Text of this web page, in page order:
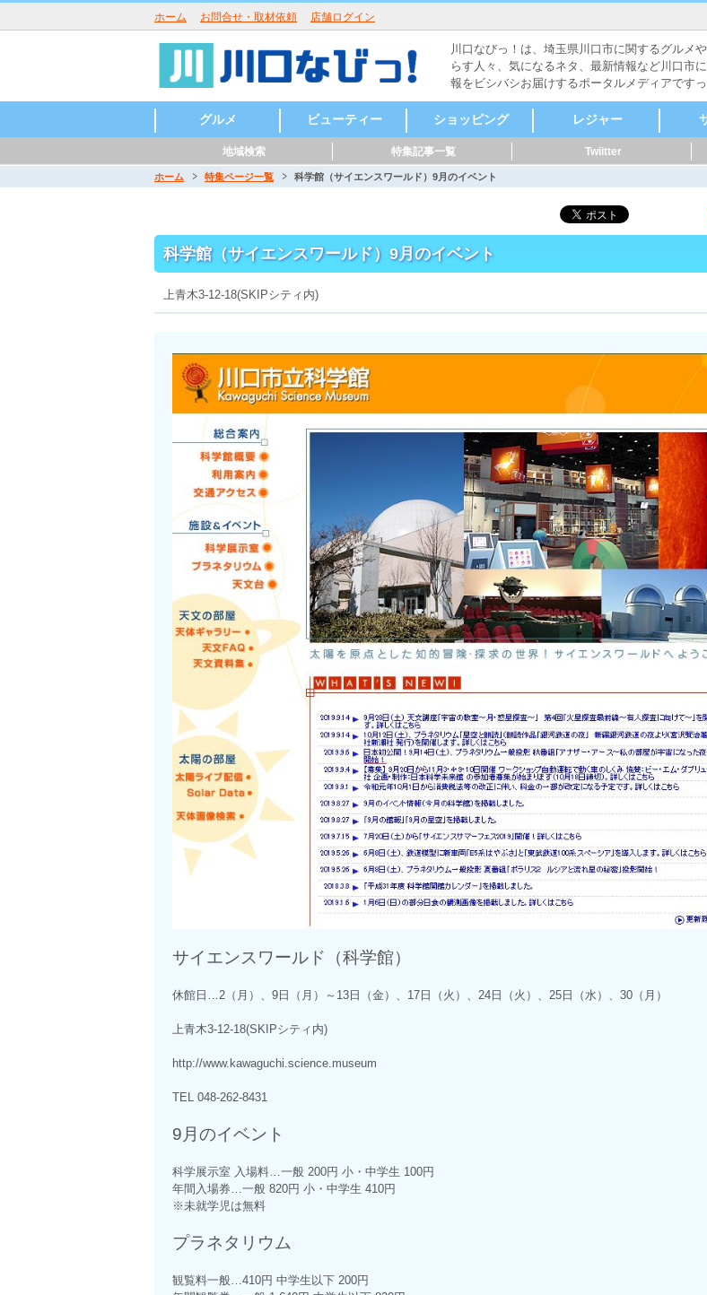
ホーム お問合せ・取材依頼 店舗ログイン
川口なびっ！は、埼玉県川口市に関するグルメ
らす人々、気になるネタ、最新情報など川口市
報をビシバシお届けするポータルメディアですっ
グルメ
うどん・そば・麺類
居酒屋・酒屋
和食・日本料理
中華・中国料理
焼肉・鉄板焼
洋食・西洋料理
カフェ・スイーツ
魚介・海鮮料理
アジア・エスニック
カラオケ・パーティ
焼き鳥・からあげ
お弁当・キッチンカ
ー・屋台
その他グルメ
ハンバーガー
ビューティー ショッピング
食料品
ファッション レディース
アクセサリー
本・雑誌・漫画
家電・電化製品
自転車・バイク
新車・中古車
スポーツ用品
メガネ・コンタク
ト・サングラス
CD・DVD
リサイクルショップ
骨董・陶磁器
着物・呉服
美容・健康
家具・インテリア
花・ガーデニング
雑貨
ペット用品
音楽・楽器
セレクトショップ
ドラッグストア・薬
局
その他
ヴィンテージ・古道
具
キャンプ・アウトド
ア
レジャー
カラオケ
ボーリング・ダーツ
ゲームセンター
映画館・劇場
健康ランド・温泉
占い・手相
バッティング
ライブハウス・音楽
体験・ツアー
その他レジャー リラ
カイ
ク
レン
便利
掃除
建築
質屋
ョップ
パフ
ス
クリ
ンラ
アニ
花・
地域検索
川口駅周辺
東川口駅周辺
西川口駅周辺
川口元郷駅周辺
南鳩ヶ谷駅周辺
鳩ヶ谷駅周辺
新井宿駅周辺
戸塚安行駅周辺
特集記事一覧 Twiitter
ホーム 特集ページ一覧 科学館（サイエンスワールド）9月のイベント
科学館（サイエンスワールド）9月のイベント
上青木3-12-18(SKIPシティ内)
サイエンスワールド（科学館）
休館日…2（月）、9日（月）～13日（金）、17日（火）、24日（火）、25日（水）、30（月）
上青木3-12-18(SKIPシティ内)
http://www.kawaguchi.science.museum
TEL 048-262-8431
9月のイベント
科学展示室 入場料…一般 200円 小・中学生 100円
年間入場券…一般 820円 小・中学生 410円
※未就学児は無料
プラネタリウム
観覧料一般…410円 中学生以下 200円